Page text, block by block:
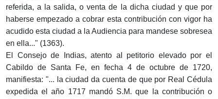
referida, a la salida, o venta de la dicha ciudad y que por
haberse empezado a cobrar esta contribución con vigor ha
acudido esta ciudad a la Audiencia para mandese sobresea
en ella..." (1363).
El Consejo de Indias, atento al petitorio elevado por el
Cabildo de Santa Fe, en fecha 4 de octubre de 1720,
manifiesta: "... la ciudad da cuenta de que por Real Cédula
expedida el año 1717 mandó S.M. que la contribución o